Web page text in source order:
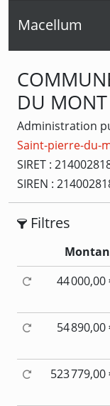
Macellum
DU MONT
Administration
Saint-pierre-du-
SIRET :
SIREN :
Filtres
44 000,00
54 890,00
523 779,00